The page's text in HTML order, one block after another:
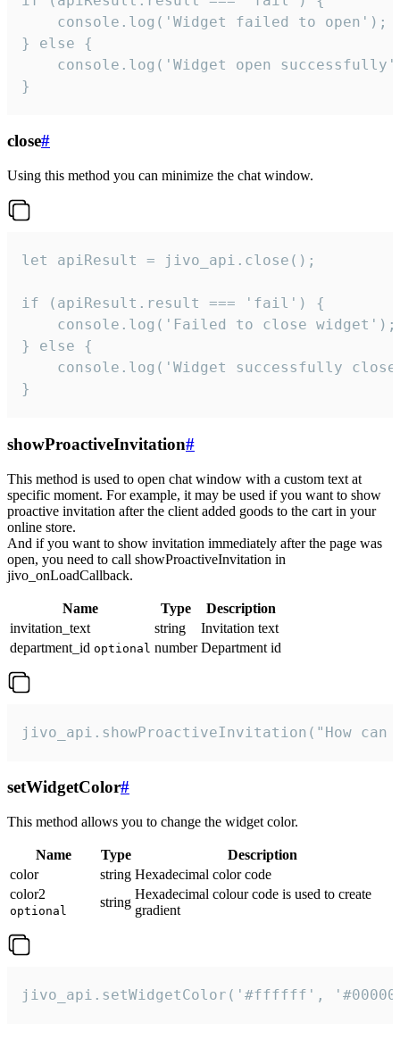
    console.log('Widget failed to open');
} else {
console.log('Widget open
}
close#
Using this method you can minimize the chat window.
let apiResult = jivo_api.close();
if (apiResult.result === 'fail') {
    console.log('Failed to close widget');
} else {
console.log('Widget successfully
}
showProactiveInvitation#
This method is used to open chat window with a custom text at
specific moment. For example, it may be used if you want to show
proactive invitation after the client added goods to the cart in your
online store.
And if you want to show invitation immediately after the page was
open, you need to call showProactiveInvitation in
jivo_onLoadCallback.
Name Type
Description
invitation_text
string
Invitation text
department_id optional number Department id
jivo_api.showProactiveInvitation("How
setWidgetColor#
This method allows you to change the widget color.
Name Type
Description
color
string Hexadecimal color code
color2
optional
string
Hexadecimal colour code is used to create
gradient
jivo_api.setWidgetColor('#ffffff',